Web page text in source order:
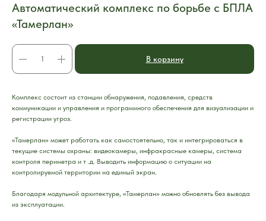
Автоматический комплекс по борьбе с БПЛА
«Тамерлан»
В корзину
Комплекс состоит из станции обнаружения, подавления, средств
коммуникации и управления и программного обеспечения для визуализации и
регистрации угроз.
«Тамерлан» может работать как самостоятельно, так и интегрироваться в
текущие системы охраны: видеокамеры, инфракрасные камеры, система
контроля периметра и т .д. Выводить информацию о ситуации на
контролируемой территории на единый экран.
Благодаря модульной архитектуре, «Тамерлан» можно обновлять без вывода
из эксплуатации.